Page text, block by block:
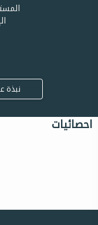
نبذة
احصائيات